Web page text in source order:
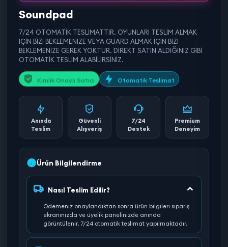
Soundpad
7/24 OTOMATİK TESLİMATTIR. OYUNLARI TESLİM ALMAK
İÇİN BİZİ BEKLEMENİZE VEYA GUARD ALMAK İÇİN BİZİ
BEKLEMENİZE GEREK YOKTUR. DİREKT SATIN ALDIĞINIZ GİBİ
OTOMATİK TESLİM ALABİLİRSİNİZ.
Kimlik Onaylı Satıcı Otomatik Teslimat
Anında
Teslim
Güvenli
Alışveriş
7/24
Destek
Premium
Deneyim
Ürün Bilgilendirme
Nasıl Teslim Edilir?
Ödemeniz onaylandıktan sonra ürün bilgileri sipariş
ekranınızda ve üyelik panelinizde anında
görüntülenir. 7/24 otomatik teslimat yapılmaktadır.